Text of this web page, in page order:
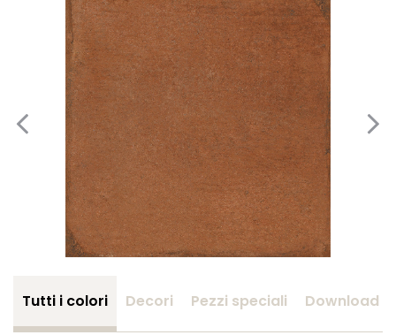
Tutti i colori Decori Pezzi speciali Download